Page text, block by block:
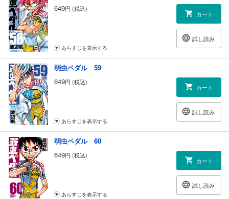
649円 (税込)
カート
試し読み
あらすじを表示する
弱虫ペダル 59
649円 (税込)
カート
試し読み
あらすじを表示する
弱虫ペダル 60
649円 (税込)
カート
試し読み
あらすじを表示する